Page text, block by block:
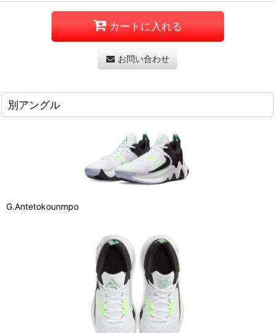
カートに入れる
お問い合わせ
別アングル
G.Antetokounmpo